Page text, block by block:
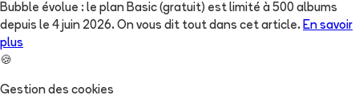
Bubble évolue : le plan Basic (gratuit) est limité à 500 albums
depuis le 4 juin 2026. On vous dit tout dans cet article. En savoir
plus
🍪
Gestion des cookies